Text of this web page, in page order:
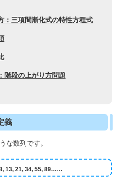
：三項間漸化式の特性方程式
階段の上がり方問題
義
な数列です。
13, 21, 34, 55, 89……